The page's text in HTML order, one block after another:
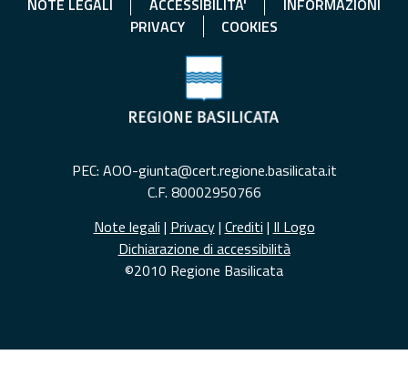
NOTE LEGALI ACCESSIBILITA'
INFORMAZIONI
PRIVACY
COOKIES
PEC: AOO-giunta@cert.regione.basilicata.it
C.F. 80002950766
Note legali | Privacy| Crediti | Il Logo
Dichiarazione di accessibilità
©2010 Regione Basilicata